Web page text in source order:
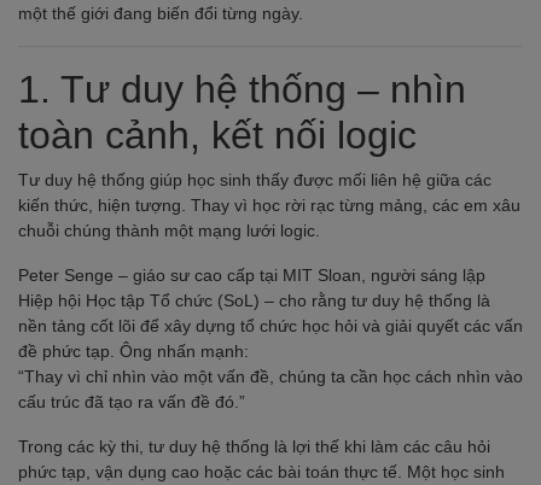
một thế giới đang biến đổi từng ngày.
1. Tư duy hệ thống – nhìn
toàn cảnh, kết nối logic
Tư duy hệ thống giúp học sinh thấy được mối liên hệ giữa các
kiến thức, hiện tượng. Thay vì học rời rạc từng mảng, các em xâu
chuỗi chúng thành một mạng lưới logic.
Peter Senge – giáo sư cao cấp tại MIT Sloan, người sáng lập
Hiệp hội Học tập Tổ chức (SoL) – cho rằng tư duy hệ thống là
nền tảng cốt lõi để xây dựng tổ chức học hỏi và giải quyết các vấn
đề phức tạp. Ông nhấn mạnh:
“Thay vì chỉ nhìn vào một vấn đề, chúng ta cần học cách nhìn vào
cấu trúc đã tạo ra vấn đề đó.”
Trong các kỳ thi, tư duy hệ thống là lợi thế khi làm các câu hỏi
phức tạp, vận dụng cao hoặc các bài toán thực tế. Một học sinh